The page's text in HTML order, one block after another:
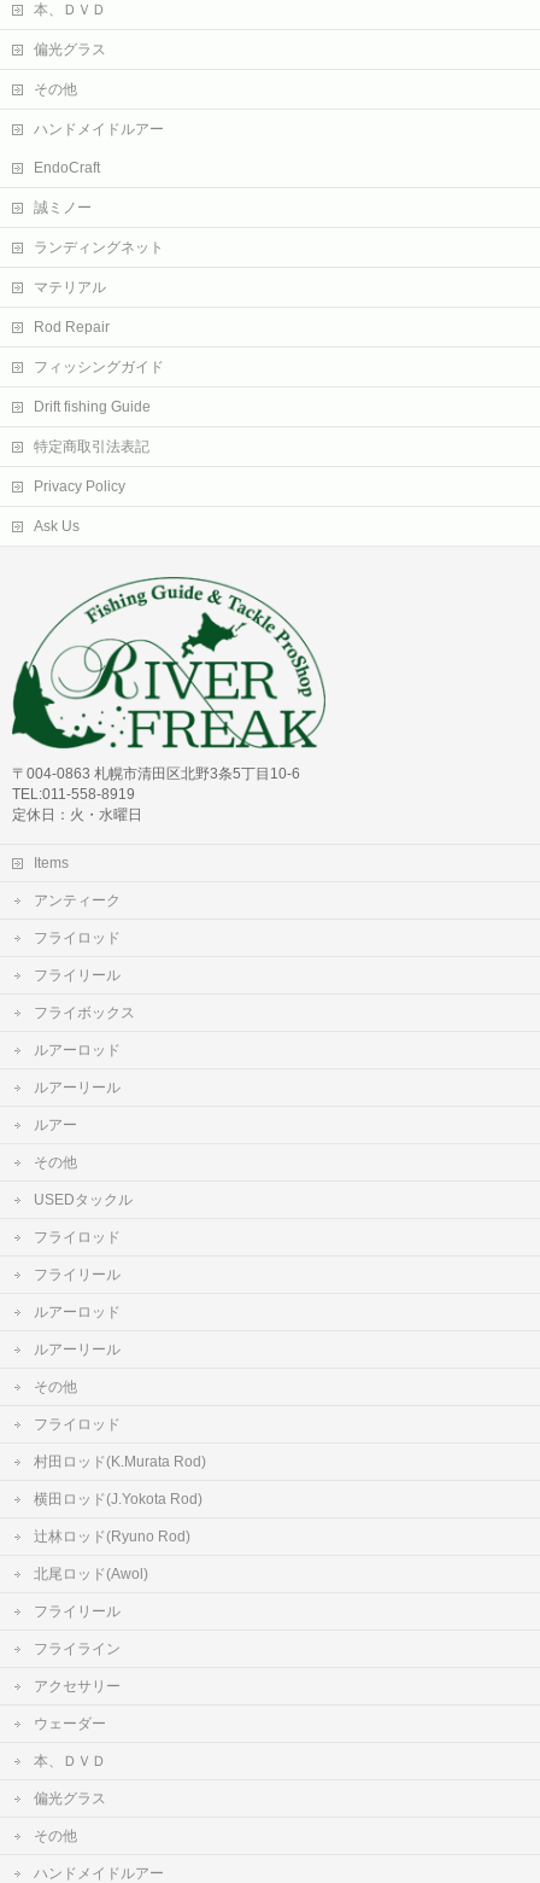
本、ＤＶＤ
偏光グラス
その他
ハンドメイドルアー
EndoCraft
誠ミノー
ランディングネット
マテリアル
Rod Repair
フィッシングガイド
Drift fishing Guide
特定商取引法表記
Privacy Policy
Ask Us
〒004-0863 札幌市清田区北野3条5丁目10-6
TEL:011-558-8919
定休日：火・水曜日
Items
アンティーク
フライロッド
フライリール
フライボックス
ルアーロッド
ルアーリール
ルアー
その他
USEDタックル
フライロッド
フライリール
ルアーロッド
ルアーリール
その他
フライロッド
村田ロッド(K.Murata Rod)
横田ロッド(J.Yokota Rod)
辻林ロッド(Ryuno Rod)
北尾ロッド(Awol)
フライリール
フライライン
アクセサリー
ウェーダー
本、ＤＶＤ
偏光グラス
その他
ハンドメイドルアー